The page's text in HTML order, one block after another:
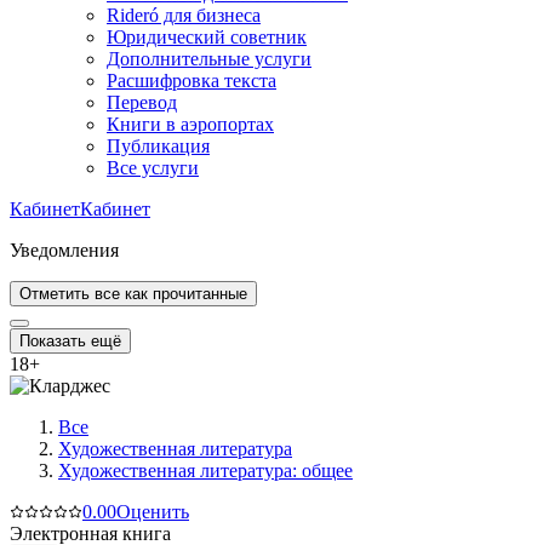
Rideró для бизнеса
Юридический советник
Дополнительные услуги
Расшифровка текста
Перевод
Книги в аэропортах
Публикация
Все услуги
КабинетКабинет
Уведомления
Отметить все как прочитанные
Показать ещё
18+
Все
Художественная литература
Художественная литература: общее
0.00Оценить
Электронная книга